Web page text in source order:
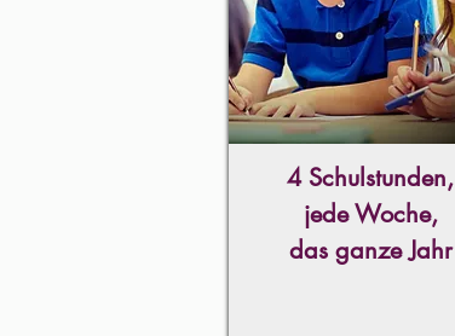
4 Schulstunden,
jede Woche,
das ganze Jahr